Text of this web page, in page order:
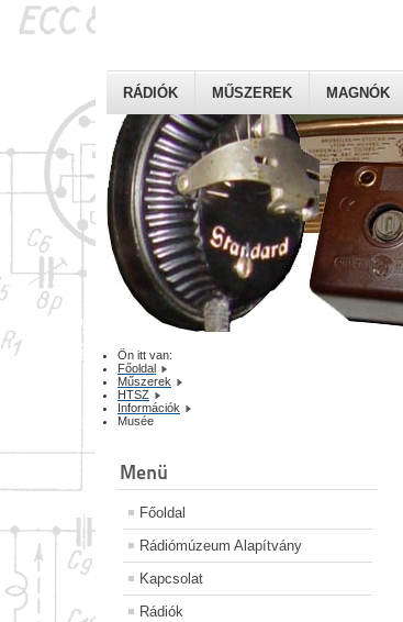
RÁDIÓK MŰSZEREK MAGNÓK
Ön itt van:
Főoldal
Műszerek
HTSZ
Információk
Musée
Menü
Főoldal
Rádiómúzeum Alapítvány
Kapcsolat
Rádiók